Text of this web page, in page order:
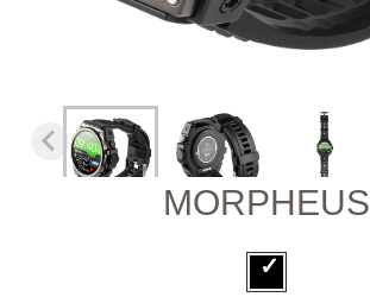
MORPHEUS